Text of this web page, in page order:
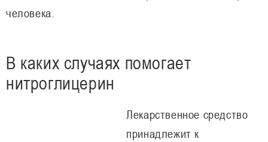
человека.
В каких случаях помогает
нитроглицерин
Лекарственное средство
принадлежит к